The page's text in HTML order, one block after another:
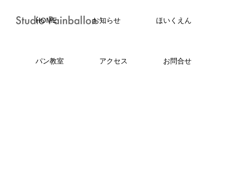
HOME お知らせ ほいくえん
パン教室 アクセス お問合せ